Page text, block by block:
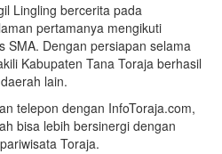
Lingling bercerita pada
pertamanya mengikuti
SMA. Dengan persiapan selama
Kabupaten Tana Toraja berhasil
lain.
telepon dengan InfoToraja.com,
bisa lebih bersinergi dengan
Toraja.